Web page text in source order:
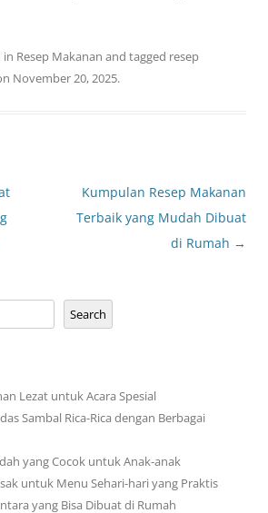
in Resep Makanan and tagged resep
November 20, 2025.
Kumpulan Resep Makanan
Terbaik yang Mudah Dibuat
di Rumah →
Search
Lezat untuk Acara Spesial
Sambal Rica-Rica dengan Berbagai
yang Cocok untuk Anak-anak
untuk Menu Sehari-hari yang Praktis
yang Bisa Dibuat di Rumah